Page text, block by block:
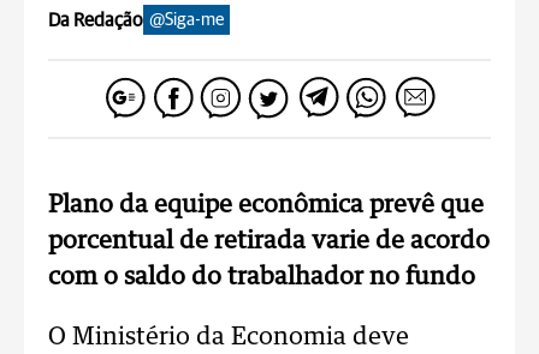
Da Redação @Siga-me
Plano da equipe econômica prevê que
porcentual de retirada varie de acordo
com o saldo do trabalhador no fundo
O Ministério da Economia deve